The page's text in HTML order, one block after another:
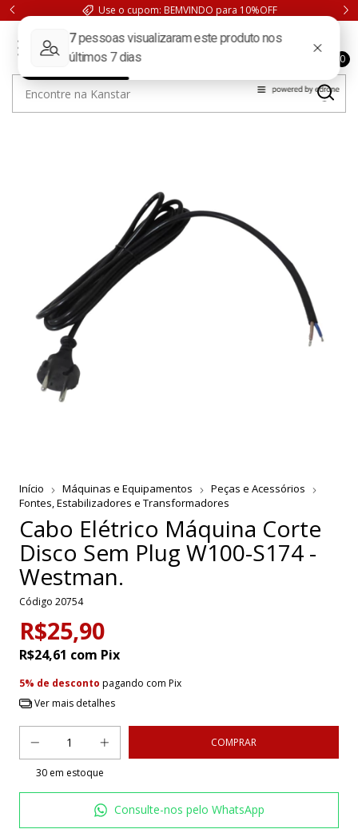
Use o cupom: BEMVINDO para 10%OFF
0
Início Máquinas e Equipamentos
Peças e Acessórios
Fontes, Estabilizadores e Transformadores
Cabo Elétrico Máquina Corte
Disco Sem Plug W100-S174 -
Westman.
Código 20754
R$25,90
R$24,61 com Pix
5% de desconto pagando com Pix
Ver mais detalhes
30em estoque
Consulte-nos pelo WhatsApp